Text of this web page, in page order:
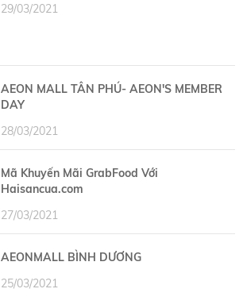
29/03/2021
AEON MALL TÂN PHÚ- AEON'S MEMBER
DAY
28/03/2021
Mã Khuyến Mãi GrabFood Với
Haisancua.com
27/03/2021
AEONMALL BÌNH DƯƠNG
25/03/2021